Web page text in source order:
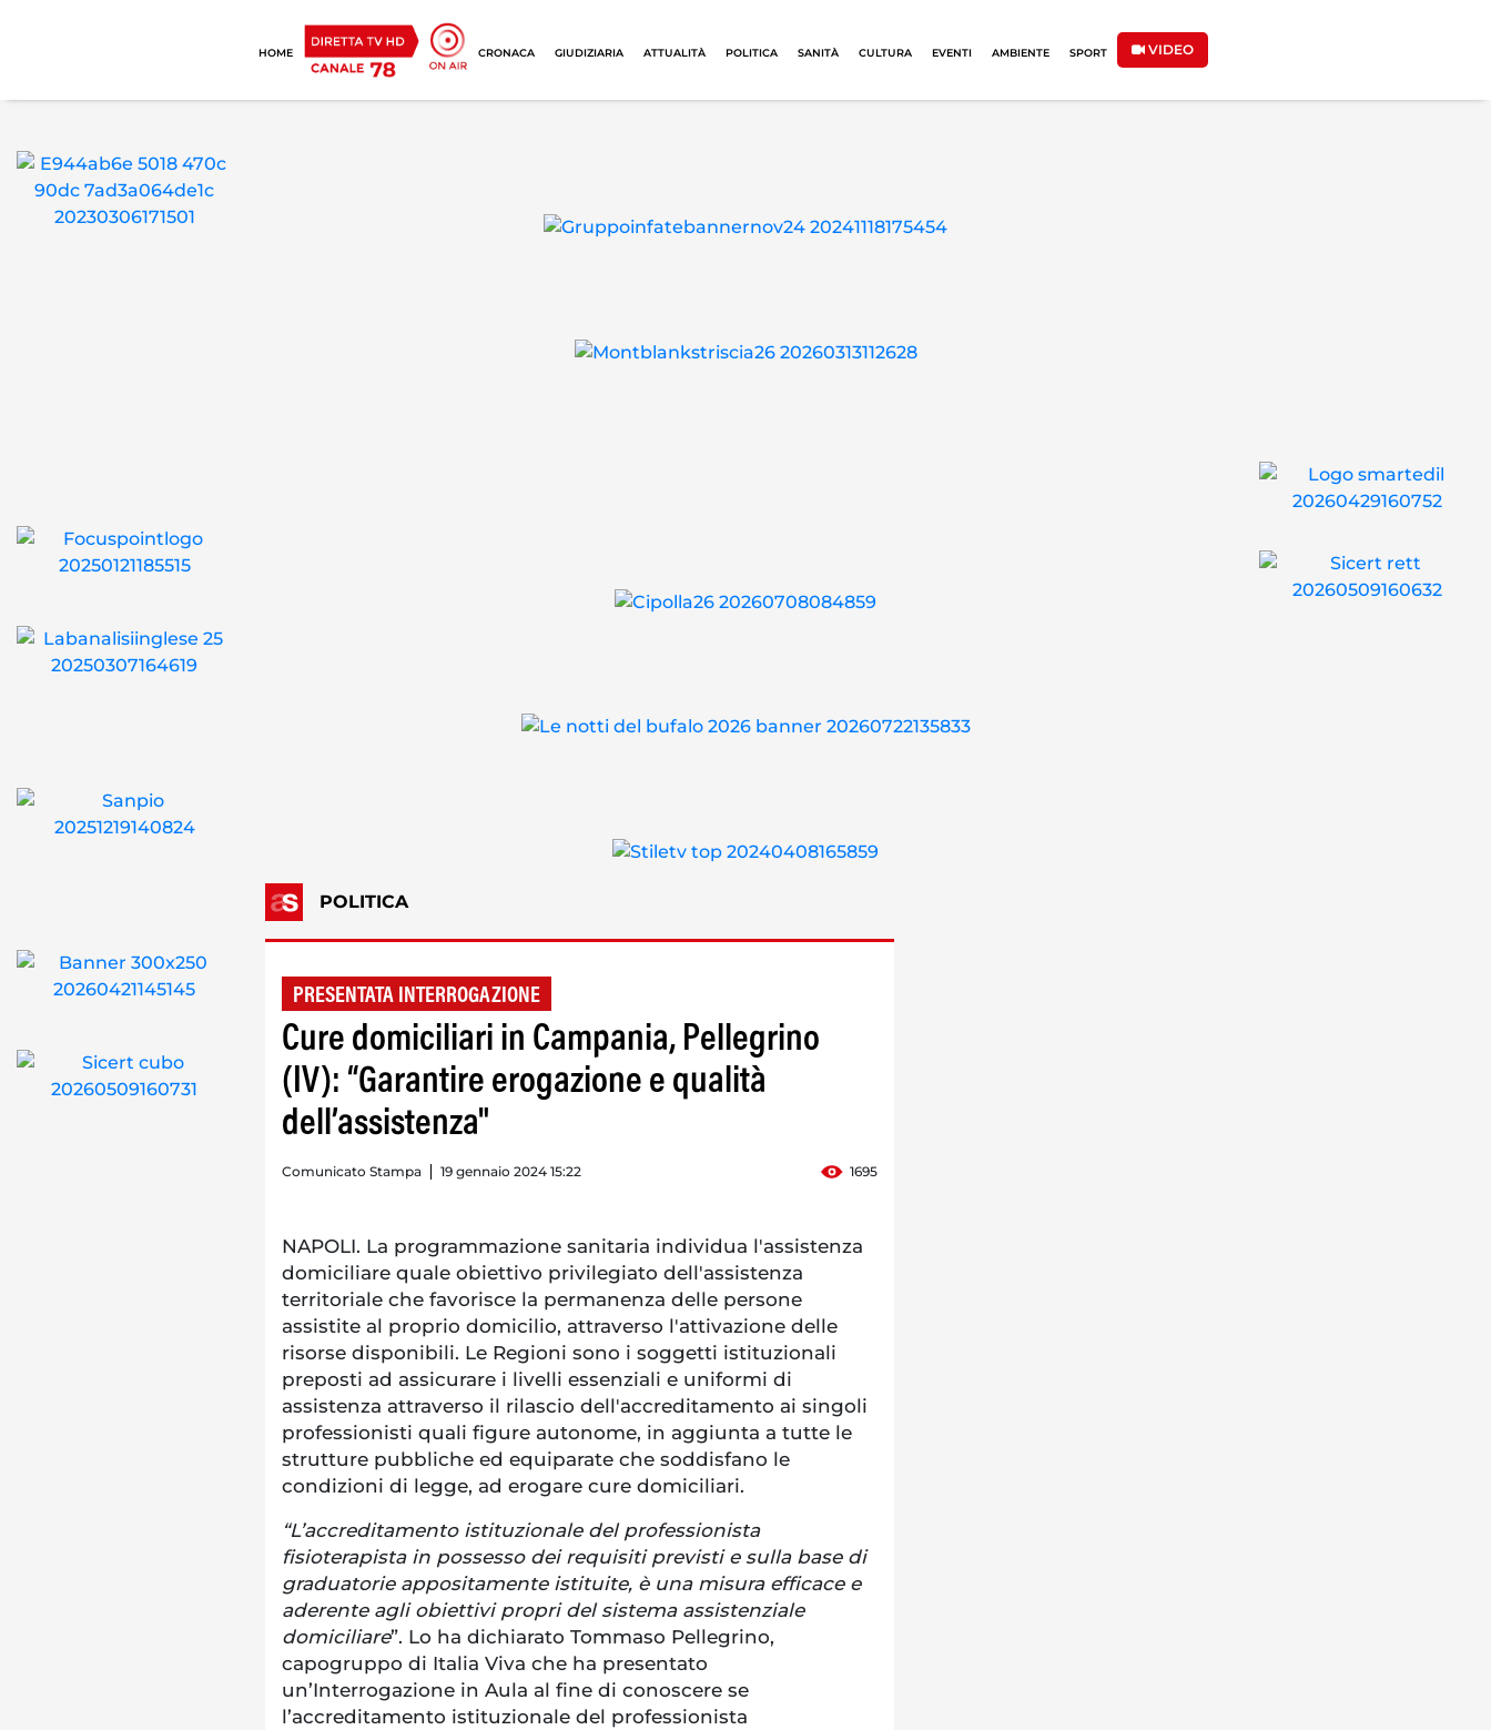
HOME CRONACA GIUDIZIARIA ATTUALITÀ POLITICA SANITÀ CULTURA EVENTI AMBIENTE SPORT VIDEO
POLITICA
PRESENTATA INTERROGAZIONE
Cure domiciliari in Campania, Pellegrino
(IV): “Garantire erogazione e qualità
dell’assistenza"
Comunicato Stampa 19 gennaio 2024 15:22 1695
NAPOLI. La programmazione sanitaria individua l'assistenza
domiciliare quale obiettivo privilegiato dell'assistenza
territoriale che favorisce la permanenza delle persone
assistite al proprio domicilio, attraverso l'attivazione delle
risorse disponibili. Le Regioni sono i soggetti istituzionali
preposti ad assicurare i livelli essenziali e uniformi di
assistenza attraverso il rilascio dell'accreditamento ai singoli
professionisti quali figure autonome, in aggiunta a tutte le
strutture pubbliche ed equiparate che soddisfano le
condizioni di legge, ad erogare cure domiciliari.
“L’accreditamento istituzionale del professionista
fisioterapista in possesso dei requisiti previsti e sulla base di
graduatorie appositamente istituite, è una misura efficace e
aderente agli obiettivi propri del sistema assistenziale
domiciliare”. Lo ha dichiarato Tommaso Pellegrino,
capogruppo di Italia Viva che ha presentato
un’Interrogazione in Aula al fine di conoscere se
l’accreditamento istituzionale del professionista